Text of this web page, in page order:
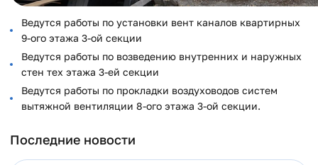
Ведутся работы по установки вент каналов квартирных
9-ого этажа 3-ой секции
Ведутся работы по возведению внутренних и наружных
стен тех этажа 3-ей секции
Ведутся работы по прокладки воздуховодов систем
вытяжной вентиляции 8-ого этажа 3-ой секции.
Последние новости